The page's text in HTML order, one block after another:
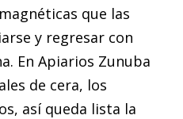
que las
y regresar con
En Apiarios Zunuba
de cera, los
así queda lista la